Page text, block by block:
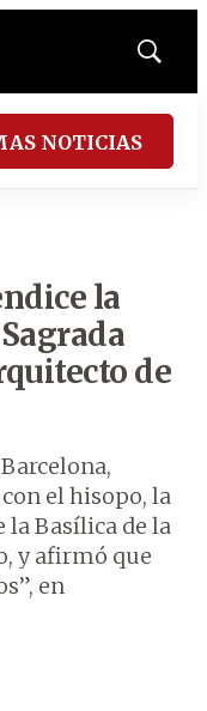
Mostrar
NOTICIAS
la
de
el hisopo, la
la Basílica de la
y afirmó que
en